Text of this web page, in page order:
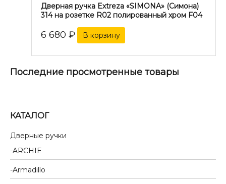
КАТАЛОГ
Дверные ручки
ARCHIE
Armadillo
Дверная ручка Extreza «SIMONA» (Симона)
314 на розетке R02 полированный хром F04
6 680 ₽ В корзину
Последние просмотренные товары